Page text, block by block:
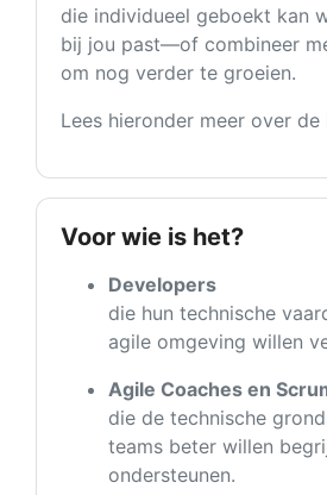
die individueel geboekt kan
bij jou past—of combineer
om nog verder te groeien.
Lees hieronder meer over de
Voor wie is het?
Developers
die hun technische
agile omgeving willen
Agile Coaches en
die de technische
teams beter willen
ondersteunen.